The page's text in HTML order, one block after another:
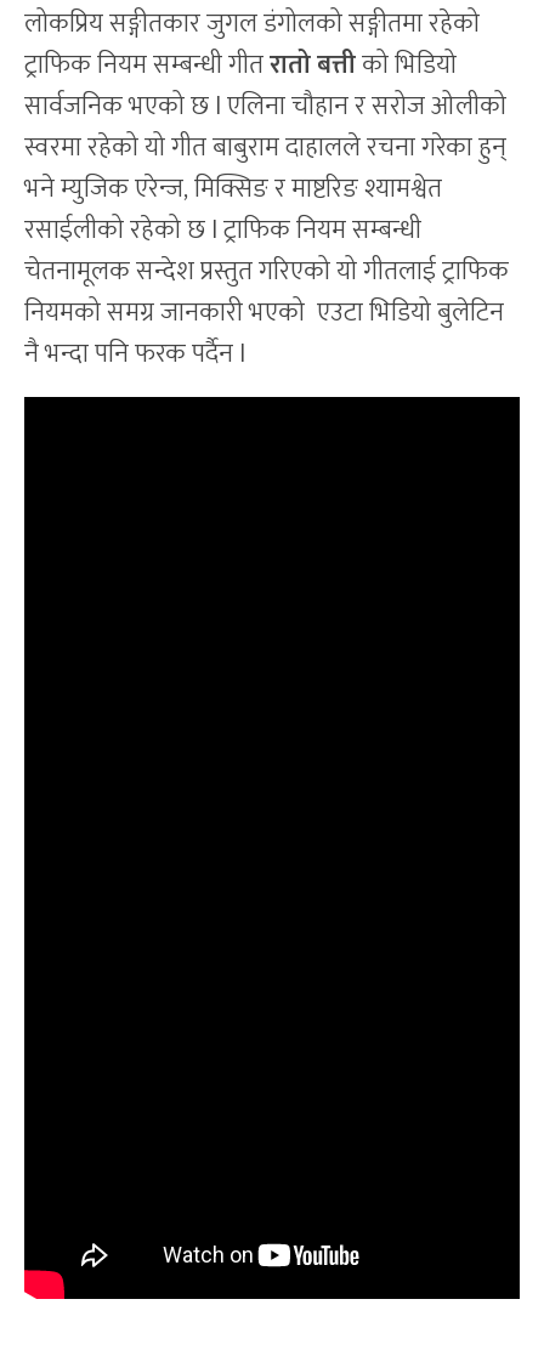
लोकप्रिय सङ्गीतकार जुगल डंगोलको सङ्गीतमा रहेको
ट्राफिक नियम सम्बन्धी गीतरातो बत्तीको भिडियो
सार्वजनिक भएको छ l एलिना चौहान र सरोज ओलीको
स्वरमा रहेको यो गीत बाबुराम दाहालले रचना गरेका हुन्
भने म्युजिक एरेन्ज, मिक्सिङ र माष्टरिङ श्यामश्वेत
रसाईलीको रहेको छ l ट्राफिक नियम सम्बन्धी
चेतनामूलक सन्देश प्रस्तुत गरिएको यो गीतलाई ट्राफिक
नियमको समग्र जानकारी भएको एउटा भिडियो बुलेटिन
नै भन्दा पनि फरक पर्दैन l